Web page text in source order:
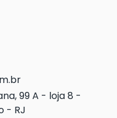
99 A - loja 8 -
- RJ